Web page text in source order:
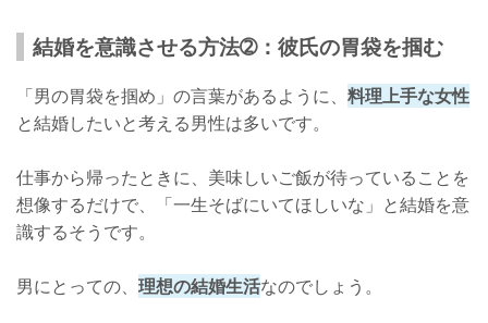
結婚を意識させる方法➁：彼氏の胃袋を掴む
「男の胃袋を掴め」の言葉があるように、 料理上手な女性
と結婚したいと考える男性は多いです。
仕事から帰ったときに、美味しいご飯が待っていることを
想像するだけで、「一生そばにいてほしいな」と結婚を意
識するそうです。
男にとっての、 理想の結婚生活なのでしょう。